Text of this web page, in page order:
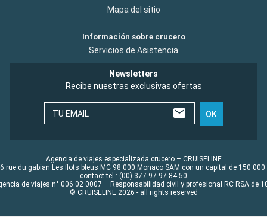
Mapa del sitio
Información sobre crucero
Servicios de Asistencia
Newsletters
Recibe nuestras exclusivas ofertas
TU EMAIL OK
Agencia de viajes especializada crucero – CRUISELINE
rue du gabian Les flots bleus MC 98 000 Monaco SAM con un capital de 150 000
contact tel : (00) 377 97 97 84 50
de viajes n° 006 02 0007 – Responsabilidad civil y profesional RC RSA de
© CRUISELINE 2026 - all rights reserved